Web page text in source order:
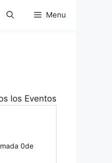
Menu
los Eventos
0de